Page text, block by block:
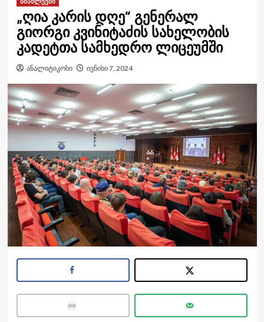
„ღია კარის დღე“ გენერალ
გიორგი კვინიტაძის სახელობის
კადეტთა სამხედრო ლიცეუმში
ანალიტიკოსი ივნისი 7, 2024